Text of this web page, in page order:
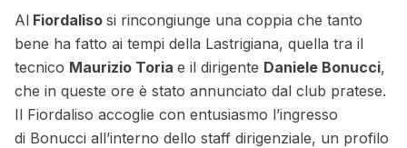
Al Fiordaliso si rincongiunge una coppia che tanto
bene ha fatto ai tempi della Lastrigiana, quella tra il
tecnico Maurizio Toria e il dirigente Daniele Bonucci,
che in queste ore è stato annunciato dal club pratese.
Il Fiordaliso accoglie con entusiasmo l’ingresso
di Bonucci all’interno dello staff dirigenziale, un profilo